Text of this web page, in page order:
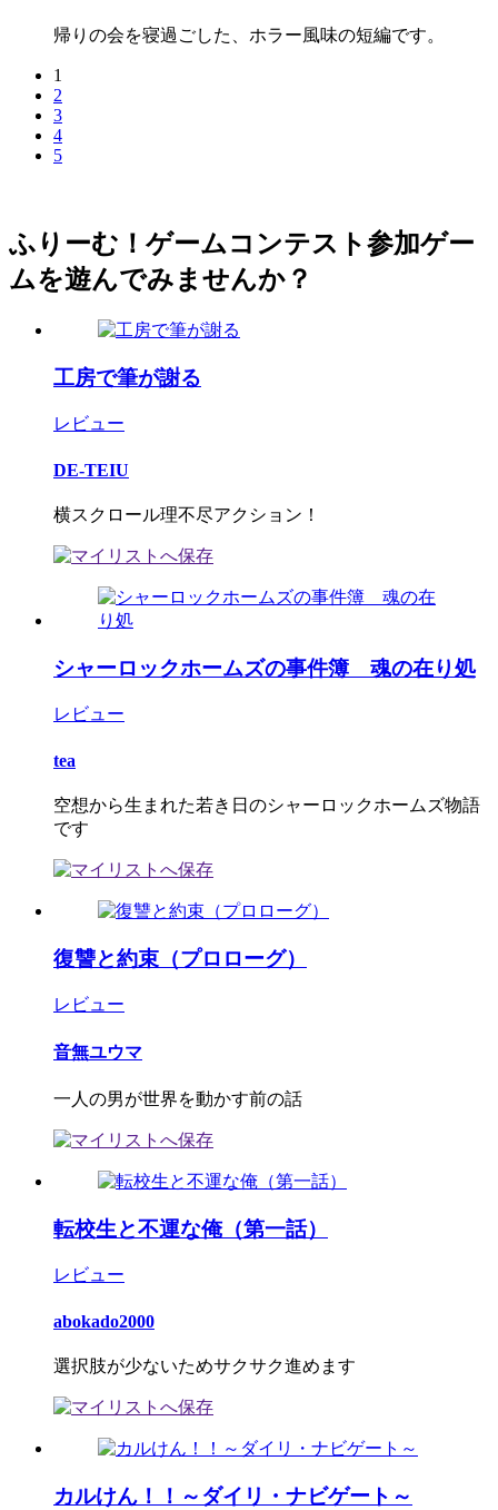
帰りの会を寝過ごした、ホラー風味の短編です。
1
2
3
4
5
ふりーむ！ゲームコンテスト参加ゲー
ムを遊んでみませんか？
工房で筆が謝る
レビュー
DE-TEIU
横スクロール理不尽アクション！
シャーロックホームズの事件簿 魂の在り処
レビュー
tea
空想から生まれた若き日のシャーロックホームズ物語
です
復讐と約束（プロローグ）
レビュー
音無ユウマ
一人の男が世界を動かす前の話
転校生と不運な俺（第一話）
レビュー
abokado2000
選択肢が少ないためサクサク進めます
カルけん！！～ダイリ・ナビゲート～